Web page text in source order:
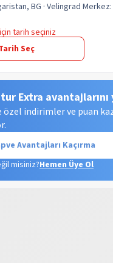
BG · Velingrad Merkez:
tarih seçiniz
Seç
Extra avantajlarını
indirimler ve puan
ve Avantajları Kaçırma
misiniz?Hemen Üye Ol